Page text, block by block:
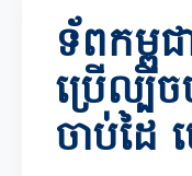
ទ័ពកម្ពុ
ប្រើល្បិ
ចាប់ដៃ